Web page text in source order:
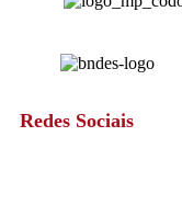
Redes Sociais